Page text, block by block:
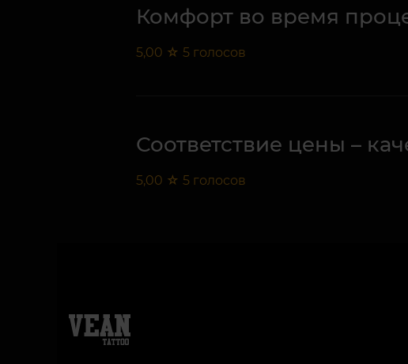
Комфорт во время
5,00 ☆ 5 голосов
Соответствие цены –
5,00 ☆ 5 голосов